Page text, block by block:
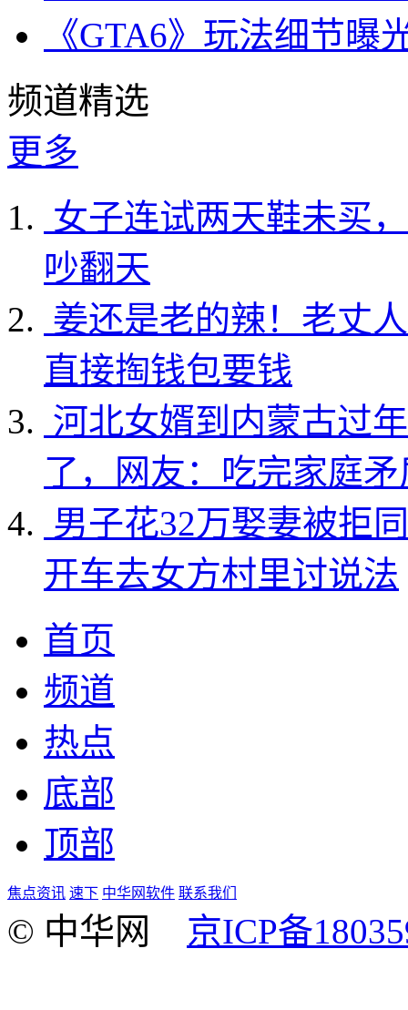
《GTA6》玩法细节
频道精选
更多
女子连试两天鞋未买
吵翻天
姜还是老的辣！老丈
直接掏钱包要钱
河北女婿到内蒙古过
了，网友：吃完家庭
男子花32万娶妻被拒
开车去女方村里讨说法
首页
频道
热点
底部
顶部
焦点资讯 速下 中华网软件 联系我们
© 中华网 京ICP备